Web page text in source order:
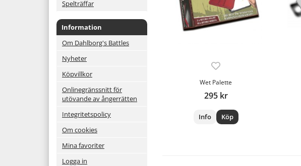
Spelträffar
Information
Om Dahlborg's Battles
Nyheter
Köpvillkor
Onlinegränssnitt för
utövande av ångerrätten
Integritetspolicy
Om cookies
Mina favoriter
Logga in
Wet Palette
295 kr
Info Köp